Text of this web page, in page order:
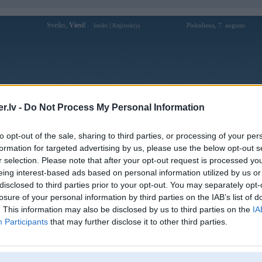
- Do Not Process My Personal Information
opt-out of the sale, sharing to third parties, or processing of your
for targeted advertising by us, please use the below opt-out
selection. Please note that after your opt-out request is processed
interest-based ads based on personal information utilized by us
to third parties prior to your opt-out. You may separately
of your personal information by third parties on the IAB’s list of
This information may also be disclosed by us to third parties on the
Participants that may further disclose it to other third parties.
Sveiks, Viesi! Ienākt Reģistrācija Piektdiena, 7. augusts
Forums Galerijas Reģistrācija Lietotāji
Lietotāja soicau8386com profils
Lietotājvārds: soicau8386com
Nodarbošanās:
Soi Cầu 8386 - Soi Cầu 247 - Nuôi Lô
Kép Khung 3 Ngày TOP 1 Miền Bắc
Ziņojumi forumā:
0
Pēdējie ziņojumi forumā